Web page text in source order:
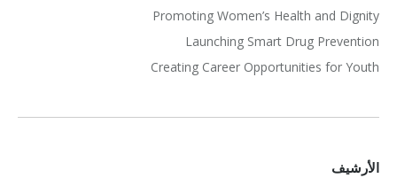
Promoting Women’s Health and Dignity
Launching Smart Drug Prevention
Creating Career Opportunities for Youth
الأرشيف